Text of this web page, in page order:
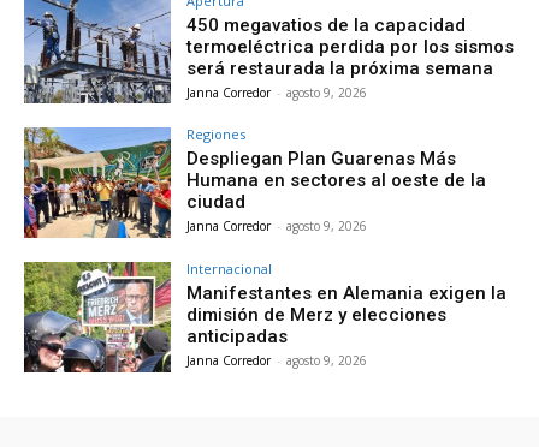
450 megavatios de la capacidad
termoeléctrica perdida por los sismos
será restaurada la próxima semana
Janna Corredor - agosto 9, 2026
Regiones
Despliegan Plan Guarenas Más
Humana en sectores al oeste de la
ciudad
Janna Corredor - agosto 9, 2026
Internacional
Manifestantes en Alemania exigen la
dimisión de Merz y elecciones
anticipadas
Janna Corredor - agosto 9, 2026